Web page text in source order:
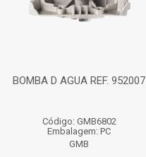
BOMBA D AGUA REF. 952007
Código: GMB6802
Embalagem: PC
GMB